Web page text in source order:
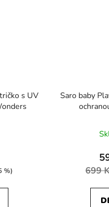
s UV
%)
Saro baby
699